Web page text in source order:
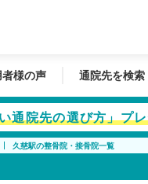
者様の声 通院先を検索
通院先の選び方」プ
久慈駅の整骨院・接骨院一覧